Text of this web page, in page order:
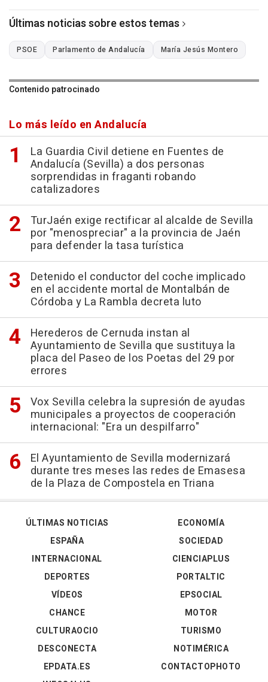
Últimas noticias sobre estos temas
PSOE Parlamento de Andalucía María Jesús Montero
Contenido patrocinado
Lo más leído en Andalucía
La Guardia Civil detiene en Fuentes de
Andalucía (Sevilla) a dos personas
sorprendidas in fraganti robando
catalizadores
TurJaén exige rectificar al alcalde de Sevilla
por "menospreciar" a la provincia de Jaén
para defender la tasa turística
Detenido el conductor del coche implicado
en el accidente mortal de Montalbán de
Córdoba y La Rambla decreta luto
Herederos de Cernuda instan al
Ayuntamiento de Sevilla que sustituya la
placa del Paseo de los Poetas del 29 por
errores
Vox Sevilla celebra la supresión de ayudas
municipales a proyectos de cooperación
internacional: "Era un despilfarro"
El Ayuntamiento de Sevilla modernizará
durante tres meses las redes de Emasesa
de la Plaza de Compostela en Triana
ÚLTIMAS NOTICIAS
ESPAÑA
INTERNACIONAL
DEPORTES
VÍDEOS
ECONOMÍA
SOCIEDAD
CIENCIAPLUS
PORTALTIC
EPSOCIAL
CHANCE
CULTURAOCIO
DESCONECTA
EPDATA.ES
MOTOR
TURISMO
NOTIMÉRICA
CONTACTOPHOTO